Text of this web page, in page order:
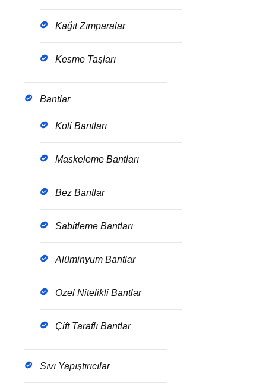
Kağıt Zımparalar
Kesme Taşları
Bantlar
Koli Bantları
Maskeleme Bantları
Bez Bantlar
Sabitleme Bantları
Alüminyum Bantlar
Özel Nitelikli Bantlar
Çift Taraflı Bantlar
Sıvı Yapıştırıcılar